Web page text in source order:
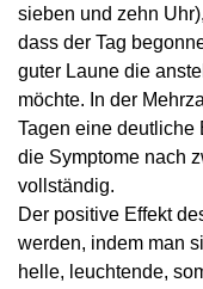
sieben und zehn
dass der Tag
guter Laune die
möchte. In der
Tagen eine deutliche
die Symptome nach
vollständig.
Der positive Effekt
werden, indem man
helle, leuchtende,